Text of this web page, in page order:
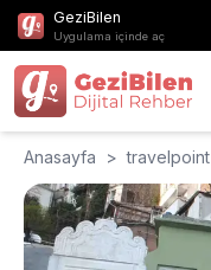
GeziBilen
Uygulama içinde aç
Anasayfa > travelpoint